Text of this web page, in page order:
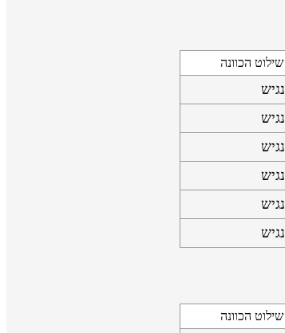
שילוט הכוונה
נגיש
נגיש
נגיש
נגיש
נגיש
נגיש
שילוט הכוונה